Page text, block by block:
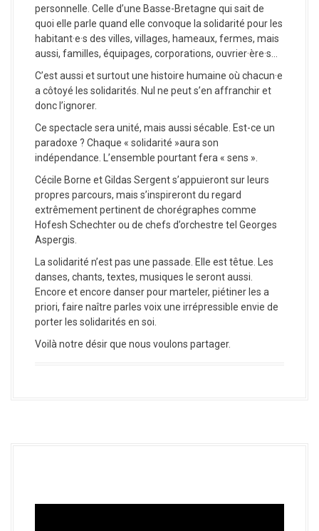
personnelle. Celle d’une Basse-Bretagne qui sait de
quoi elle parle quand elle convoque la solidarité pour les
habitant·e·s des villes, villages, hameaux, fermes, mais
aussi, familles, équipages, corporations, ouvrier·ère·s…
C’est aussi et surtout une histoire humaine où chacun·e
a côtoyé les solidarités. Nul ne peut s’en affranchir et
donc l’ignorer.
Ce spectacle sera unité, mais aussi sécable. Est-ce un
paradoxe ? Chaque « solidarité »aura son
indépendance. L’ensemble pourtant fera « sens ».
Cécile Borne et Gildas Sergent s’appuieront sur leurs
propres parcours, mais s’inspireront du regard
extrêmement pertinent de chorégraphes comme
Hofesh Schechter ou de chefs d’orchestre tel Georges
Aspergis.
La solidarité n’est pas une passade. Elle est têtue. Les
danses, chants, textes, musiques le seront aussi.
Encore et encore danser pour marteler, piétiner les a
priori, faire naître parles voix une irrépressible envie de
porter les solidarités en soi.
Voilà notre désir que nous voulons partager.